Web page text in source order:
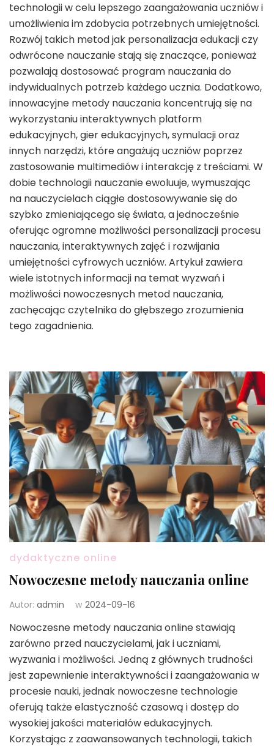
technologii w celu lepszego zaangażowania uczniów i
umożliwienia im zdobycia potrzebnych umiejętności.
Rozwój takich metod jak personalizacja edukacji czy
odwrócone nauczanie stają się znaczące, ponieważ
pozwalają dostosować program nauczania do
indywidualnych potrzeb każdego ucznia. Dodatkowo,
innowacyjne metody nauczania koncentrują się na
wykorzystaniu interaktywnych platform
edukacyjnych, gier edukacyjnych, symulacji oraz
innych narzędzi, które angażują uczniów poprzez
zastosowanie multimediów i interakcję z treściami. W
dobie technologii nauczanie ewoluuje, wymuszając
na nauczycielach ciągłe dostosowywanie się do
szybko zmieniającego się świata, a jednocześnie
oferując ogromne możliwości personalizacji procesu
nauczania, interaktywnych zajęć i rozwijania
umiejętności cyfrowych uczniów. Artykuł zawiera
wiele istotnych informacji na temat wyzwań i
możliwości nowoczesnych metod nauczania,
zachęcając czytelnika do głębszego zrozumienia
tego zagadnienia.
dydaktyczne online
Nowoczesne metody nauczania online
Autor: admin w 2024-09-16
Nowoczesne metody nauczania online stawiają
zarówno przed nauczycielami, jak i uczniami,
wyzwania i możliwości. Jedną z głównych trudności
jest zapewnienie interaktywności i zaangażowania w
procesie nauki, jednak nowoczesne technologie
oferują także elastyczność czasową i dostęp do
wysokiej jakości materiałów edukacyjnych.
Korzystając z zaawansowanych technologii, takich